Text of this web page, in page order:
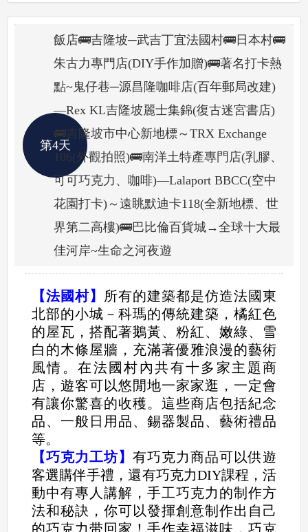
第4天
飯店🚌吉隆坡─武吉丁宜法國村🚌日本村🚌
朱古力專門店(DIY手作加贈)🚌著名打卡熱
點~鬼仔巷─源昌隆咖啡店(百年郵局改建)
—Rex KL吉隆坡麗士集錦(復古迷宮書店)
🚌吉隆坡市中心新地標～TRX Exchange
106(外觀拍照)🚌南洋土特產專門店(乳膠、
可可巧克力、咖啡)—Lalaport BBCC(空中
花園打卡)～遠眺默迪卡118(全新地標、世
界第二高樓)🚌巴比倫百貨城→全球十大最
佳河岸~生命之河夜遊
【法國村】 所有的建築都是仿造法國東
北部的小城－科瑪的傳統建築，橘紅色
的屋瓦，搭配著鵝黃、粉紅、嫩綠、雪
白的木條屋牆，充滿著優雅浪漫的藝術
風情。在法國村內共有十多家主題商
店，遊客可以悠閒地一家家逛，一定會
有讓你驚喜的收穫。這些商店包括紀念
品、一般日用品、錫器製品、藝術禮品
等。
【巧克力工坊】 有巧克力商品可以供遊
客選購伴手禮，還有巧克力DIY課程，活
動中有專人講解，手工巧克力的制作方
法和秘訣，你可以發揮創意制作出自己
的巧克力带回家！手作幸福滋味，巧克